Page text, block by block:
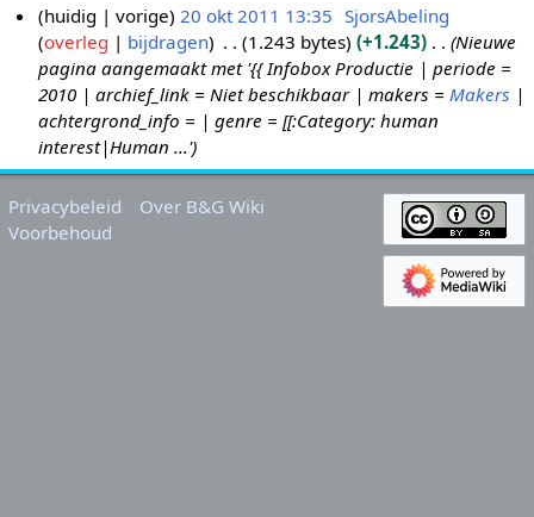
2
0
1
huidig vorige 20 okt 2011 13:35 SjorsAbeling
overleg
bijdragen 1.243 bytes +1.243
Nieuwe
pagina aangemaakt met '{{ Infobox Productie | periode =
2010 | archief_link = Niet beschikbaar | makers =Makers |
achtergrond_info = | genre = [[:Category: human
interest|Human ...'
Privacybeleid
Over B&G Wiki
Voorbehoud